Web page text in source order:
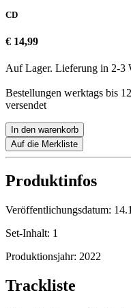
CD
€ 14,99
Auf Lager. Lieferung in 2-3
Bestellungen werktags bis
versendet
In den warenkorb
Auf die Merkliste
Produktinfos
Veröffentlichungsdatum:
Set-Inhalt: 1
Produktionsjahr: 2022
Trackliste